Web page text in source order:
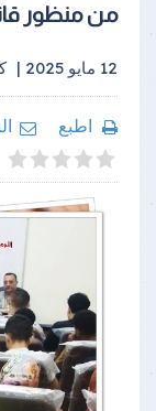
من منظور
12 مايو 2025 |
اطبع